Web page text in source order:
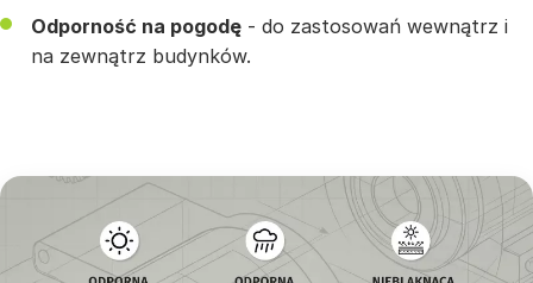
Odporność na pogodę - do zastosowań wewnątrz i
na zewnątrz budynków.